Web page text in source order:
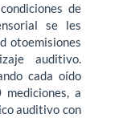
de
se les
otoemisiones
auditivo.
cada oído
a
auditivo con